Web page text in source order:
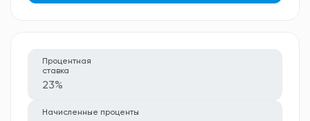
Процентная
ставка
23%
Начисленные проценты